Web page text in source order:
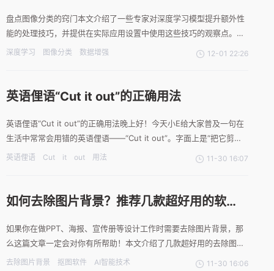
盘点图像分类的窍门本文介绍了一些专家对深度学习模型提升额外性
能的处理技巧，并提供在实际应用设置中使用这些技巧的观察点。大
批量尺寸在理论中，一个较大的mini-batch尺寸有助于网络收敛到较
深度学习 图像分类 数据增强 12-01 22:26
英语俚语“Cut it out”的正确用法
英语俚语“Cut it out”的正确用法晚上好！今天小E给大家普及一句在
生活中常常会用错的英语俚语——“Cut it out”。字面上是“把它剪断”
没错，但真这么认为就闹大笑话啦~快来看看这句话的真实用法吧！
英语俚语 Cut it out 用法 11-30 16:07
如何去除图片背景？推荐几款超好用的软
如果你在做PPT、海报、宣传册等设计工作时需要去除图片背景，那
么这篇文章一定会对你有所帮助！本文介绍了几款超好用的去除图片
背景的软件，包括一键抠图、改图鸭、CutoutAI和Fococlipping，这
去除图片背景 抠图软件 AI智能技术 11-30 16:06